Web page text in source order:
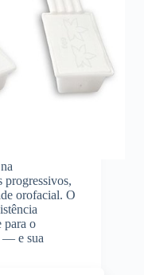
progressivos,
orofacial. O
para o
— e sua